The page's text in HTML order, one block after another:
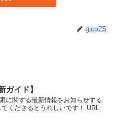
gicp25
ガイド】
に関する最新情報をお知らせする
くださるとうれしいです！ URL: